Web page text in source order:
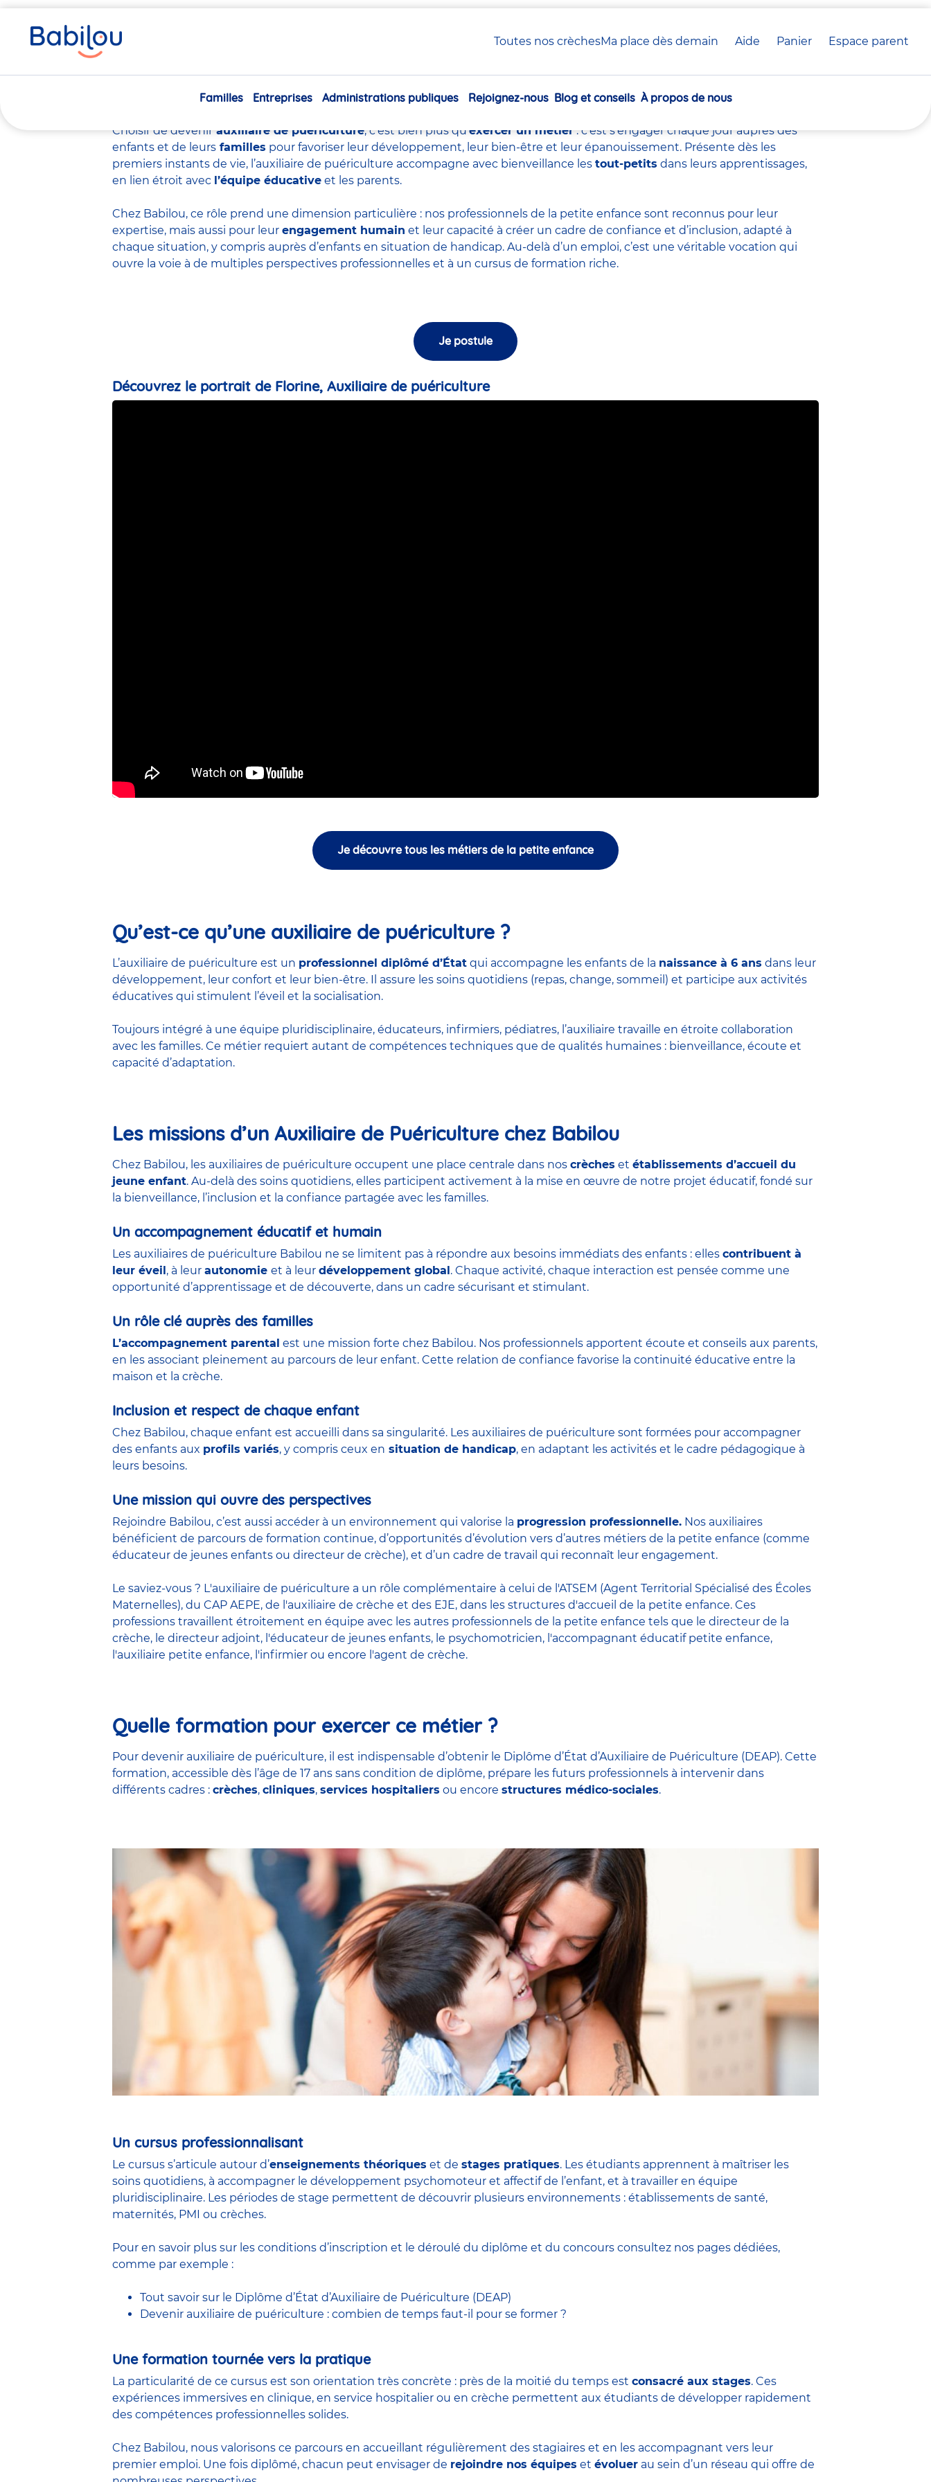
Toutes nos crèchesMa place dès demain Aide Panier crèche(s)
Espace parent
Navigation
Familles Entreprises Administrations publiques Rejoignez-nous Blog et conseils À propos de nous
êtes
ici
essentiel
Choisir de devenirauxiliaire de puériculture, c’est bien plus qu’exercer un métier: c’est s’engager chaque jour auprès des
enfants et de leurs familles pour favoriser leur développement, leur bien-être et leur épanouissement. Présente dès les
premiers instants de vie, l’auxiliaire de puériculture accompagne avec bienveillance les tout-petits dans leurs apprentissages,
en lien étroit avec l’équipe éducative et les parents.
Chez Babilou, ce rôle prend une dimension particulière : nos professionnels de la petite enfance sont reconnus pour leur
expertise, mais aussi pour leur engagement humain et leur capacité à créer un cadre de confiance et d’inclusion, adapté à
chaque situation, y compris auprès d’enfants en situation de handicap. Au-delà d’un emploi, c’est une véritable vocation qui
ouvre la voie à de multiples perspectives professionnelles et à un cursus de formation riche.
Je postule
Découvrez le portrait de Florine, Auxiliaire de puériculture
Je découvre tous les métiers de la petite enfance
Qu’est-ce qu’une auxiliaire de puériculture ?
L’auxiliaire de puériculture est un professionnel diplômé d’État qui accompagne les enfants de la naissance à 6 ans dans leur
développement, leur confort et leur bien-être. Il assure les soins quotidiens (repas, change, sommeil) et participe aux activités
éducatives qui stimulent l’éveil et la socialisation.
Toujours intégré à une équipe pluridisciplinaire, éducateurs, infirmiers, pédiatres, l’auxiliaire travaille en étroite collaboration
avec les familles. Ce métier requiert autant de compétences techniques que de qualités humaines : bienveillance, écoute et
capacité d’adaptation.
Les missions d’un Auxiliaire de Puériculture chez Babilou
Chez Babilou, les auxiliaires de puériculture occupent une place centrale dans nos crèches et établissements d’accueil du
jeune enfant. Au-delà des soins quotidiens, elles participent activement à la mise en œuvre de notre projet éducatif, fondé sur
la bienveillance, l’inclusion et la confiance partagée avec les familles.
Un accompagnement éducatif et humain
Les auxiliaires de puériculture Babilou ne se limitent pas à répondre aux besoins immédiats des enfants : elles contribuent à
leur éveil, à leur autonomie et à leur développement global. Chaque activité, chaque interaction est pensée comme une
opportunité d’apprentissage et de découverte, dans un cadre sécurisant et stimulant.
Un rôle clé auprès des familles
L’accompagnement parental est une mission forte chez Babilou. Nos professionnels apportent écoute et conseils aux parents,
en les associant pleinement au parcours de leur enfant. Cette relation de confiance favorise la continuité éducative entre la
maison et la crèche.
Inclusion et respect de chaque enfant
Chez Babilou, chaque enfant est accueilli dans sa singularité. Les auxiliaires de puériculture sont formées pour accompagner
des enfants aux profils variés, y compris ceux en situation de handicap, en adaptant les activités et le cadre pédagogique à
leurs besoins.
Une mission qui ouvre des perspectives
Rejoindre Babilou, c’est aussi accéder à un environnement qui valorise la progression professionnelle. Nos auxiliaires
bénéficient de parcours de formation continue, d’opportunités d’évolution vers d’autres métiers de la petite enfance (comme
éducateur de jeunes enfants ou directeur de crèche), et d’un cadre de travail qui reconnaît leur engagement.
Le saviez-vous ? L'auxiliaire de puériculture a un rôle complémentaire à celui de l'ATSEM (Agent Territorial Spécialisé des Écoles
Maternelles), du CAP AEPE, de l'auxiliaire de crèche et des EJE, dans les structures d'accueil de la petite enfance. Ces
professions travaillent étroitement en équipe avec les autres professionnels de la petite enfance tels que le directeur de la
crèche, le directeur adjoint, l'éducateur de jeunes enfants, le psychomotricien, l'accompagnant éducatif petite enfance,
l'auxiliaire petite enfance, l'infirmier ou encore l'agent de crèche.
Quelle formation pour exercer ce métier ?
Pour devenir auxiliaire de puériculture, il est indispensable d’obtenir le Diplôme d’État d’Auxiliaire de Puériculture (DEAP). Cette
formation, accessible dès l’âge de 17 ans sans condition de diplôme, prépare les futurs professionnels à intervenir dans
différents cadres : crèches, cliniques, services hospitaliers ou encore structures médico-sociales.
Un cursus professionnalisant
Le cursus s’articule autour d’enseignements théoriques et de stages pratiques. Les étudiants apprennent à maîtriser les
soins quotidiens, à accompagner le développement psychomoteur et affectif de l’enfant, et à travailler en équipe
pluridisciplinaire. Les périodes de stage permettent de découvrir plusieurs environnements : établissements de santé,
maternités, PMI ou crèches.
Pour en savoir plus sur les conditions d’inscription et le déroulé du diplôme et du concours consultez nos pages dédiées,
comme par exemple :
Tout savoir sur le Diplôme d’État d’Auxiliaire de Puériculture (DEAP)
Devenir auxiliaire de puériculture : combien de temps faut-il pour se former ?
Une formation tournée vers la pratique
La particularité de ce cursus est son orientation très concrète : près de la moitié du temps est consacré aux stages. Ces
expériences immersives en clinique, en service hospitalier ou en crèche permettent aux étudiants de développer rapidement
des compétences professionnelles solides.
Chez Babilou, nous valorisons ce parcours en accueillant régulièrement des stagiaires et en les accompagnant vers leur
premier emploi. Une fois diplômé, chacun peut envisager de rejoindre nos équipes et évoluer au sein d’un réseau qui offre de